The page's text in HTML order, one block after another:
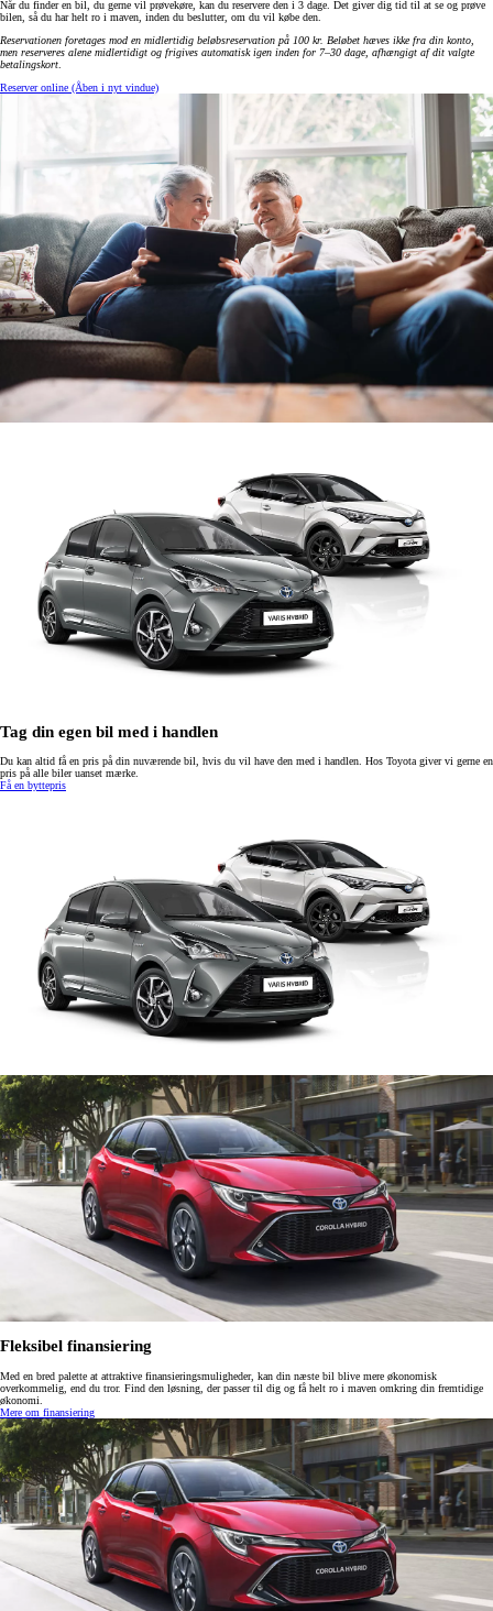
Når du finder en bil, du gerne vil prøvekøre, kan du reservere den i 3 dage. Det giver dig tid til at se og prøve
bilen, så du har helt ro i maven, inden du beslutter, om du vil købe den.
Reservationen foretages mod en midlertidig beløbsreservation på 100 kr. Beløbet hæves ikke fra din konto,
men reserveres alene midlertidigt og frigives automatisk igen inden for 7–30 dage, afhængigt af dit valgte
betalingskort.
Reserver online (Åben i nyt vindue)
Tag din egen bil med i handlen
Du kan altid få en pris på din nuværende bil, hvis du vil have den med i handlen. Hos Toyota giver vi gerne en
pris på alle biler uanset mærke.
Få en byttepris
Fleksibel finansiering
Med en bred palette at attraktive finansieringsmuligheder, kan din næste bil blive mere økonomisk
overkommelig, end du tror. Find den løsning, der passer til dig og få helt ro i maven omkring din fremtidige
økonomi.
Mere om finansiering